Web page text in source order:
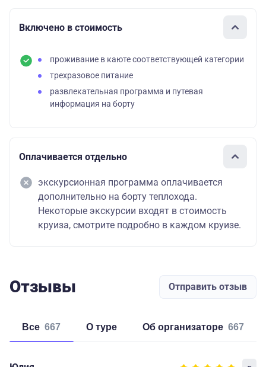
Включено в стоимость
проживание в каюте соответствующей категории
трехразовое питание
развлекательная программа и путевая
информация на борту
Оплачивается отдельно
экскурсионная программа оплачивается
дополнительно на борту теплохода.
Некоторые экскурсии входят в стоимость
круиза, смотрите подробно в каждом круизе.
Отзывы Отправить отзыв
Все 667 о туре об организаторе 667